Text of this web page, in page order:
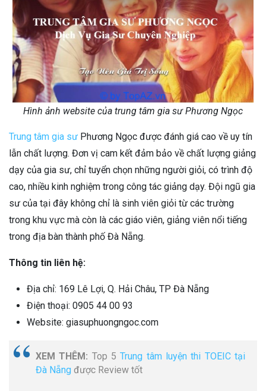
Hình ảnh website của trung tâm gia sư Phương Ngọc
Trung tâm gia sư Phương Ngọc được đánh giá cao về uy tín
lẫn chất lượng. Đơn vị cam kết đảm bảo về chất lượng giảng
dạy của gia sư, chỉ tuyển chọn những người giỏi, có trình độ
cao, nhiều kinh nghiệm trong công tác giảng dạy. Đội ngũ gia
sư của tại đây không chỉ là sinh viên giỏi từ các trường
trong khu vực mà còn là các giáo viên, giảng viên nổi tiếng
trong địa bàn thành phố Đà Nẵng.
Thông tin liên hệ:
Địa chỉ: 169 Lê Lợi, Q. Hải Châu, TP Đà Nẵng
Điện thoại: 0905 44 00 93
Website: giasuphuongngoc.com
XEM THÊM: Top 5Trung tâm luyện thi TOEIC tại
Đà Nẵng được Review tốt